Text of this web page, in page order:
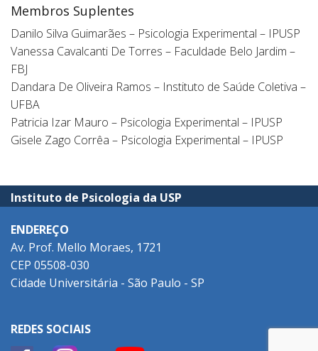
Membros Suplentes
Danilo Silva Guimarães – Psicologia Experimental – IPUSP
Vanessa Cavalcanti De Torres – Faculdade Belo Jardim –
FBJ
Dandara De Oliveira Ramos – Instituto de Saúde Coletiva –
UFBA
Patricia Izar Mauro – Psicologia Experimental – IPUSP
Gisele Zago Corrêa – Psicologia Experimental – IPUSP
Instituto de Psicologia da USP
ENDEREÇO
Av. Prof. Mello Moraes, 1721
CEP 05508-030
Cidade Universitária - São Paulo - SP
REDES SOCIAIS